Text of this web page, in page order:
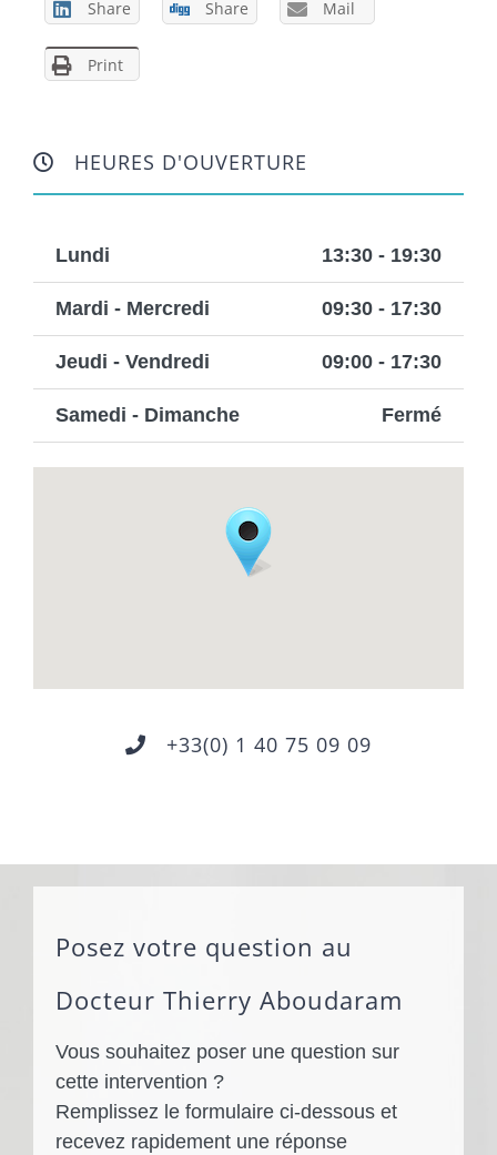
Share Share Mail
Print
HEURES D'OUVERTURE
Lundi 13:30 - 19:30
Mardi - Mercredi 09:30 - 17:30
Jeudi - Vendredi 09:00 - 17:30
Samedi - Dimanche Fermé
+33(0) 1 40 75 09 09
Posez votre question au
Docteur Thierry Aboudaram
Vous souhaitez poser une question sur
cette intervention ?
Remplissez le formulaire ci-dessous et
recevez rapidement une réponse